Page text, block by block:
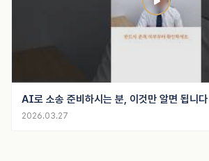
AI로 소송 준비하시는 분, 이것만 알면 됩니다
2026.03.27